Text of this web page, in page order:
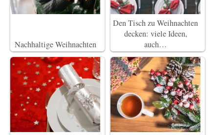
Nachhaltige Weihnachten
Den Tisch zu Weihnachten
decken: viele Ideen,
auch…